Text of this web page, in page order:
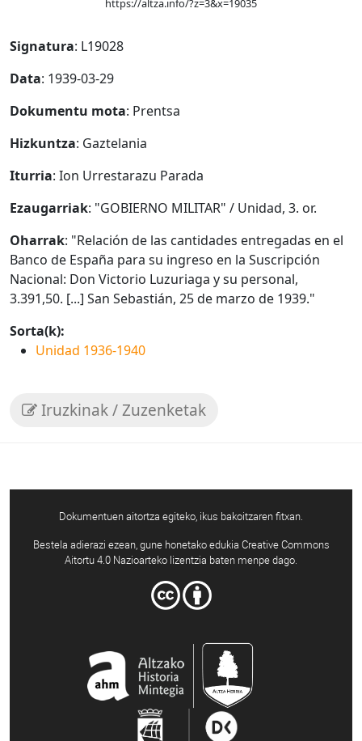
https://altza.info/?z=3&x=19035
Signatura: L19028
Data: 1939-03-29
Dokumentu mota: Prentsa
Hizkuntza: Gaztelania
Iturria: Ion Urrestarazu Parada
Ezaugarriak: "GOBIERNO MILITAR" / Unidad, 3. or.
Oharrak: "Relación de las cantidades entregadas en el
Banco de España para su ingreso en la Suscripción
Nacional: Don Victorio Luzuriaga y su personal,
3.391,50. [...] San Sebastián, 25 de marzo de 1939."
Sorta(k):
Unidad 1936-1940
Iruzkinak / Zuzenketak
Dokumentuen aitortza egiteko, ikus bakoitzaren fitxan.
Bestela adierazi ezean, gune honetako edukia Creative Commons
Aitortu 4.0 Nazioarteko lizentzia baten menpe dago.